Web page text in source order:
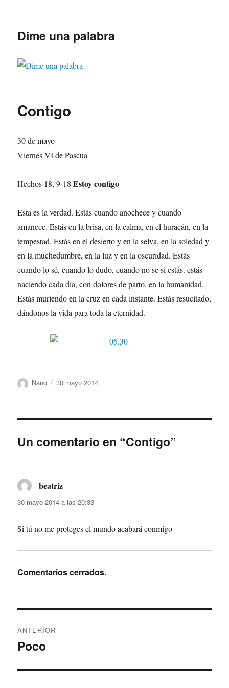
Dime una palabra
Contigo
30 de mayo
Viernes VI de Pascua
Hechos 18, 9-18Estoy contigo
Esta es la verdad. Estás cuando anochece y cuando
amanece. Estás en la brisa, en la calma, en el huracán, en la
tempestad. Estás en el desierto y en la selva, en la soledad y
en la muchedumbre, en la luz y en la oscuridad. Estás
cuando lo sé, cuando lo dudo, cuando no se si estás. estás
naciendo cada día, con dolores de parto, en la humanidad.
Estás muriendo en la cruz en cada instante. Estás resucitado,
dándonos la vida para toda la eternidad.
Autor
Nano
Publicado
30 mayo 2014
Un comentario en “Contigo”
beatriz
30 mayo 2014 a las 20:33
Si tú no me proteges el mundo acabará conmigo
Comentarios cerrados.
de
ANTERIOR
Entrada
Poco